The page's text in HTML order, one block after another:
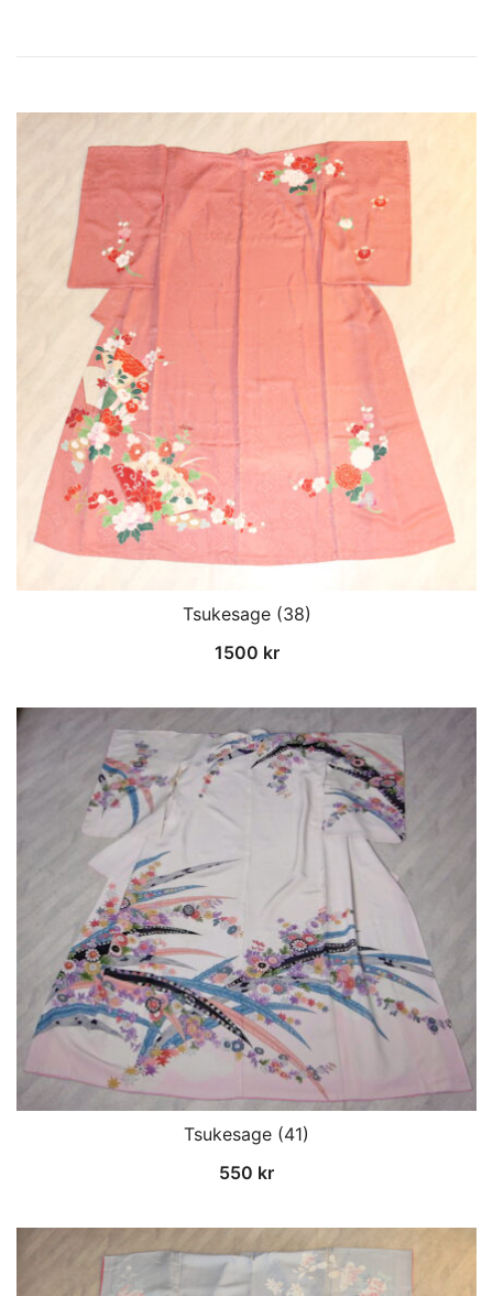
Tsukesage (38)
1500 kr
Tsukesage (41)
550 kr